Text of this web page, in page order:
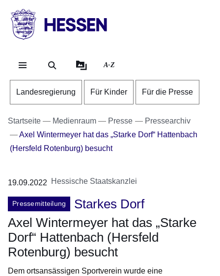
HESSEN
Landesregierung
A-Z
Landesregierung Für Kinder Für die Presse
Startseite Medienraum Presse
Pressearchiv
Axel Wintermeyer hat das „Starke Dorf“ Hattenbach
(Hersfeld Rotenburg) besucht
19.09.2022 Hessische Staatskanzlei
Pressemitteilung
Starkes Dorf
Axel Wintermeyer hat das „Starke
Dorf“ Hattenbach (Hersfeld
Rotenburg) besucht
Dem ortsansässigen Sportverein wurde eine